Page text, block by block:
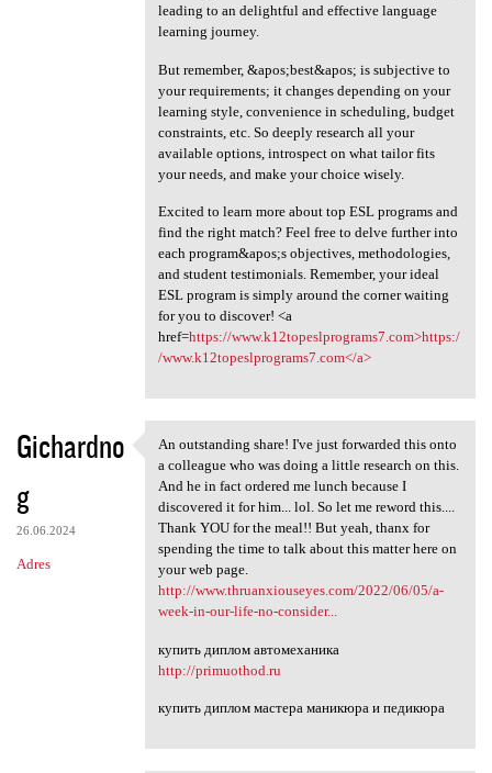
leading to an delightful and effective language
learning journey.
But remember, &apos;best&apos; is subjective to
your requirements; it changes depending on your
learning style, convenience in scheduling, budget
constraints, etc. So deeply research all your
available options, introspect on what tailor fits
your needs, and make your choice wisely.
Excited to learn more about top ESL programs and
find the right match? Feel free to delve further into
each program&apos;s objectives, methodologies,
and student testimonials. Remember, your ideal
ESL program is simply around the corner waiting
for you to discover! <a
href=https://www.k12topeslprograms7.com>https:/
/www.k12topeslprograms7.com</a>
Gichardno
g
26.06.2024
Adres
An outstanding share! I've
An outstanding share! I've just forwarded this onto
a colleague who was doing a little research on this.
And he in fact ordered me lunch because I
discovered it for him... lol. So let me reword this....
Thank YOU for the meal!! But yeah, thanx for
spending the time to talk about this matter here on
your web page.
http://www.thruanxiouseyes.com/2022/06/05/a-
week-in-our-life-no-consider...
купить диплом автомеханика
http://primuothod.ru
купить диплом мастера маникюра и педикюра